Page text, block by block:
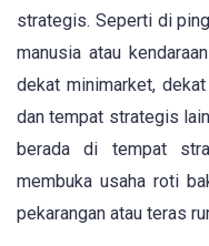
strategis. Seperti di
manusia atau
dekat minimarket,
dan tempat strategis
berada di tempat
membuka usaha roti
pekarangan atau teras